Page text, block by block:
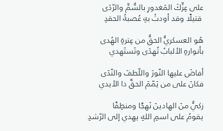
على عِزِّكَ المَغدورِ بالسُّمِّ والرّدَى
قتيلًا وقد أودتْ بهِ عُصبةُ الحقدِ
هُو العسكريُّ الحقُّ من عِترةِ الهُدى
بأنوارهِ الألبابُ تُهدَى وتَستَهدي
أفاضَ عليها النّورَ واللّطفَ والنّدَى
فكانَ على من يَمّمَ الحقَّ ذا الأيدي
زكيٌّ منَ الهادينَ نَهجًا ومنطِقًا
يقومُ على اسمِ اللهِ يهدي إلى الرّشدِ